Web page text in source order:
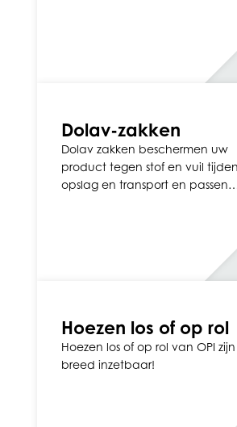
Dolav-zakken
Dolav zakken beschermen uw
product tegen stof en vuil
opslag en transport en
Hoezen los of op rol
Hoezen los of op rol van OPI zijn
breed inzetbaar!